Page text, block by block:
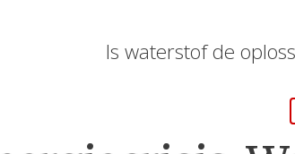
Is waterstof de